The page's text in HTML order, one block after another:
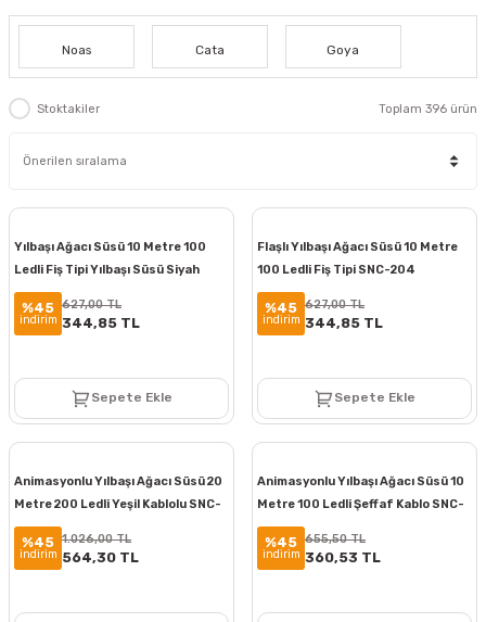
Noas Cata Goya
Stoktakiler Toplam 396 ürün
Yılbaşı Ağacı Süsü 10 Metre 100
Ledli Fiş Tipi Yılbaşı Süsü Siyah
Kablolu SNC-203
%45
indirim
627,00 TL
344,85 TL
Sepete Ekle
Flaşlı Yılbaşı Ağacı Süsü 10 Metre
100 Ledli Fiş Tipi SNC-204
%45
indirim
627,00 TL
344,85 TL
Sepete Ekle
Animasyonlu Yılbaşı Ağacı Süsü 20
Metre 200 Ledli Yeşil Kablolu SNC-
205
%45
indirim
1.026,00 TL
564,30 TL
Animasyonlu Yılbaşı Ağacı Süsü 10
Metre 100 Ledli Şeffaf Kablo SNC-
206
%45
indirim
655,50 TL
360,53 TL